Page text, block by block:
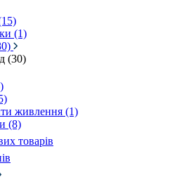
(1)
(30)
живлення (1)
(8)
товарів